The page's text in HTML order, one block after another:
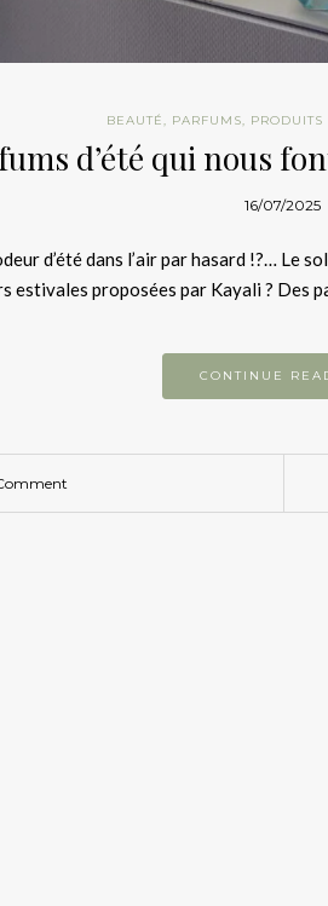
BEAUTÉ, PARFUMS, PRODUITS
d’été qui nous
16/07/2025
d’été dans l’air par hasard !?… Le
estivales proposées par Kayali ? Des
CONTINUE